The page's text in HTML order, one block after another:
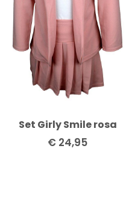
Set Girly Smile rosa
€ 24,95